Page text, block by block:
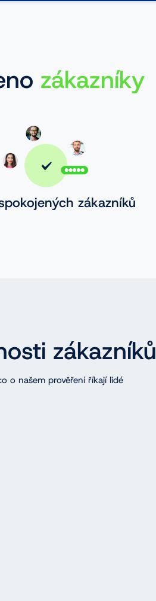
zákazníky
zákazníků
zákazníků
o našem prověření říkají lidé